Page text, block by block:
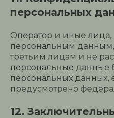
персональных
Оператор и иные
персональным данным,
третьим лицам и не
персональные данные
персональных данных,
предусмотрено
12.